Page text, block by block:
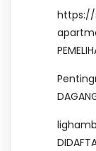
https://